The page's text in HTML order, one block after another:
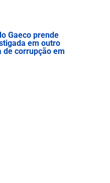
Gaeco prende
em outro
de corrupção em